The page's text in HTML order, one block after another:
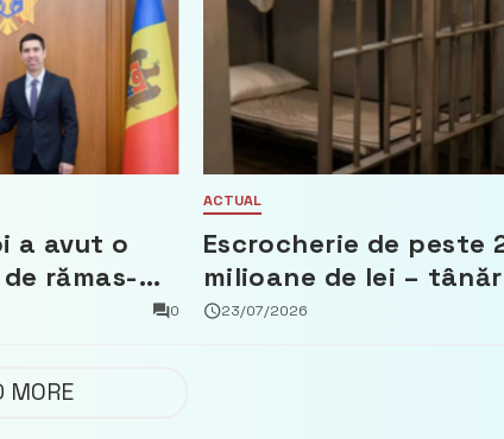
impozitului pe
imobiliare
a avut o
rămas-
0
ACTUAL
Escrocherie de peste
milioane de lei – tânăr
din capitală riscă
23/07/2026
MORE